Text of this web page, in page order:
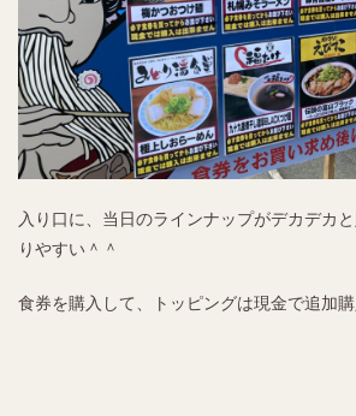
入り口に、当日のラインナップがデカデカ
りやすい＾＾
食券を購入して、トッピングは現金で追加購